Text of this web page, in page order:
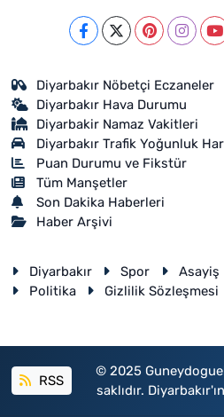
Diyarbakır Nöbetçi Eczaneler
Diyarbakır Hava Durumu
Diyarbakir Namaz Vakitleri
Diyarbakır Trafik Yoğunluk
Puan Durumu ve Fikstür
Tüm Manşetler
Son Dakika Haberleri
Haber Arşivi
Diyarbakır Spor Asayiş
Politika
Gizlilik Sözleşmesi
RSS
© 2025
saklıdır.